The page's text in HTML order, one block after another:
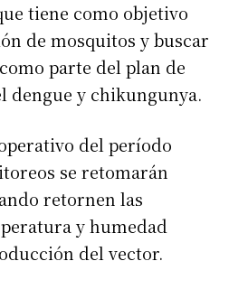
tiene como objetivo
de mosquitos y buscar
parte del plan de
dengue y chikungunya.
del período
se retomarán
retornen las
y humedad
del vector.